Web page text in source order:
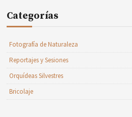
Categorías
Fotografía de Naturaleza
Reportajes y Sesiones
Orquídeas Silvestres
Bricolaje